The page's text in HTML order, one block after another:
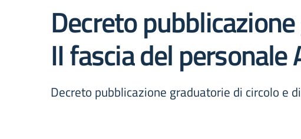
Decreto
II fascia del
Decreto pubblicazione graduatorie di circolo e